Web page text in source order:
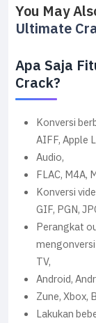
You May
Ultimate
Apa Saja
Crack?
Konversi
AIFF, Apple
Audio,
FLAC, M4A,
Konversi
GIF, PGN,
Perangkat
TV,
Android,
Zune, Xbox,
Lakukan